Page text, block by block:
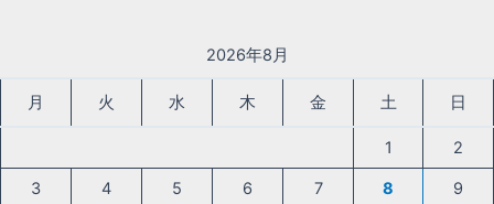
2026年8月
月 火 水 木 金 土 日
1 2
3 4 5 6 7 8 9